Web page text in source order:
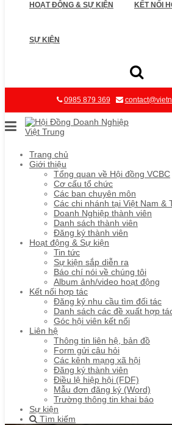
HOẠT ĐỘNG & SỰ KIỆN KẾT NỐI
SỰ KIỆN
0985 879 369
Trang chủ
Giới thiệu
Tổng quan về Hội đồng VCBC
Cơ cấu tổ chức
Các ban chuyên môn
Các chi nhánh tại Việt Nam &
Doanh Nghiệp thành viên
Danh sách thành viên
Đăng ký thành viên
Hoạt động & Sự kiện
Tin tức
Sự kiện sắp diễn ra
Báo chí nói về chúng tôi
Album ảnh/video hoạt động
Kết nối hợp tác
Đăng ký nhu cầu tìm đối tác
Danh sách các đề xuất hợp
Góc hội viên kết nối
Liên hệ
Thông tin liên hệ, bản đồ
Form gửi câu hỏi
Các kênh mạng xã hội
Đăng ký thành viên
Điều lệ hiệp hội (FDF)
Mẫu đơn đăng ký (Word)
Trường thông tin khai báo
Sự kiện
Tìm kiếm